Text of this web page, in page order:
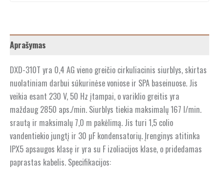
Aprašymas
DXD-310T yra 0,4 AG vieno greičio cirkuliacinis siurblys, skirtas
nuolatiniam darbui sūkurinėse voniose ir SPA baseinuose. Jis
veikia esant 230 V, 50 Hz įtampai, o variklio greitis yra
maždaug 2850 aps./min. Siurblys tiekia maksimalų 167 l/min.
srautą ir maksimalų 7,0 m pakėlimą. Jis turi 1,5 colio
vandentiekio jungtį ir 30 µF kondensatorių. Įrenginys atitinka
IPX5 apsaugos klasę ir yra su F izoliacijos klase, o pridedamas
paprastas kabelis. Specifikacijos: